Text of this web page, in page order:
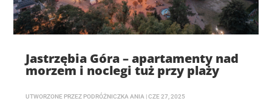
Jastrzębia Góra – apartamenty nad
morzem i noclegi tuż przy plaży
UTWORZONE PRZEZ PODRÓŻNICZKA ANIA |CZE 27, 2025